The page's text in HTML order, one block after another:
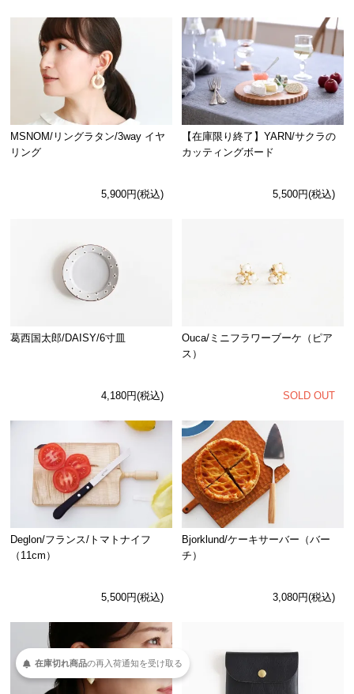
MSNOM/リングラタン/3way イヤ
リング
5,900円(税込)
【在庫限り終了】YARN/サクラの
カッティングボード
5,500円(税込)
葛西国太郎/DAISY/6寸皿
4,180円(税込)
Ouca/ミニフラワーブーケ（ピア
ス）
SOLD OUT
Deglon/フランス/トマトナイフ
（11cm）
5,500円(税込)
Bjorklund/ケーキサーバー（バー
チ）
3,080円(税込)
在庫切れ商品の再入荷通知を受け取る